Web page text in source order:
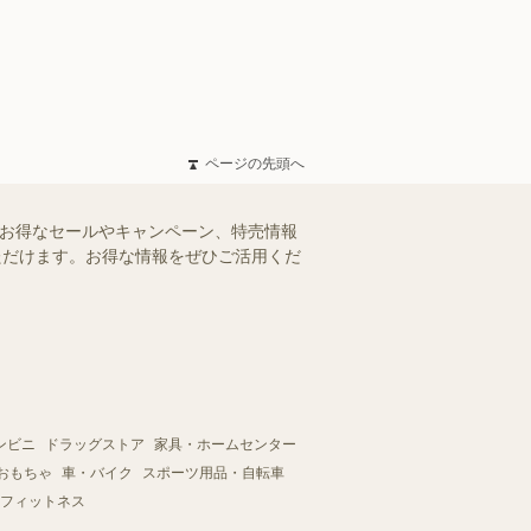
ページの先頭へ
得なセールやキャンペーン、特売情報
けます。お得な情報をぜひご活用くだ
ビニ ドラッグストア
家具・ホームセンター
もちゃ
車・バイク
スポーツ用品・自転車
ィットネス